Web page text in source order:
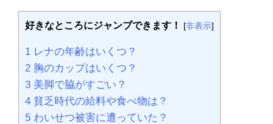
好きなところにジャンブできます！ [非表示]
1 レナの年齢はいくつ？
2 胸のカップはいくつ？
3 美脚で脇がすごい？
4 貧乏時代の給料や食べ物は？
5 わいせつ被害に遭っていた？